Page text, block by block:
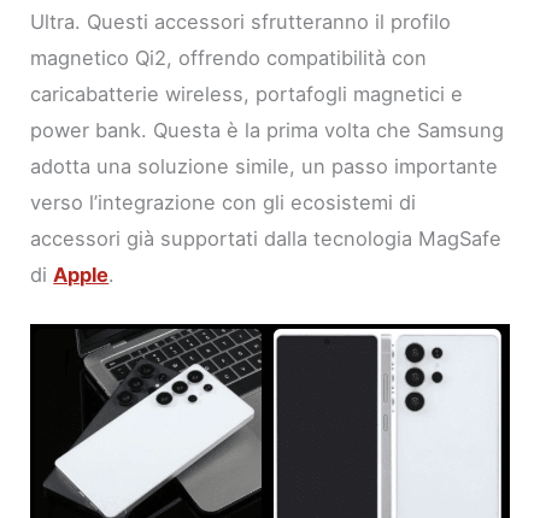
Ultra. Questi accessori sfrutteranno il profilo
magnetico Qi2, offrendo compatibilità con
caricabatterie wireless, portafogli magnetici e
power bank. Questa è la prima volta che Samsung
adotta una soluzione simile, un passo importante
verso l’integrazione con gli ecosistemi di
accessori già supportati dalla tecnologia MagSafe
diApple.